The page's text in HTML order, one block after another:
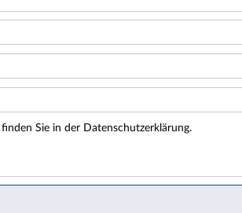
Sie in der Datenschutzerklärung.